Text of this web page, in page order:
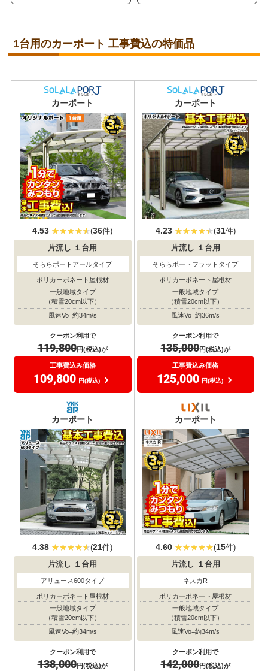
1台用のカーポート 工事費込の特価品
カーポート
4.53 (36件)
片流し １台用
そららポートアールタイプ
ポリカーボネート屋根材
一般地域タイプ
（積雪20cm以下）
風速Vo=約34m/s
クーポン利用で
119,800円(税込)が
工事費込み価格
109,800 円(税込)
カーポート
4.23 (31件)
片流し １台用
そららポートフラットタイプ
ポリカーボネート屋根材
一般地域タイプ
（積雪20cm以下）
風速Vo=約36m/s
クーポン利用で
135,000円(税込)が
工事費込み価格
125,000 円(税込)
カーポート
4.38 (21件)
片流し １台用
アリュース600タイプ
ポリカーボネート屋根材
一般地域タイプ
（積雪20cm以下）
風速Vo=約34m/s
クーポン利用で
138,000円(税込)が
カーポート
4.60 (15件)
片流し １台用
ネスカR
ポリカーボネート屋根材
一般地域タイプ
（積雪20cm以下）
風速Vo=約34m/s
クーポン利用で
142,000円(税込)が